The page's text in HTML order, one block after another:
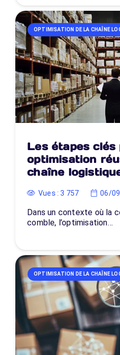
OPTIMISATION DE LA CHAÎNE
Les étapes clés
optimisation
chaîne
Vues :3 757 06/
Dans un contexte où la
comble, l’optimisation…
OPTIMISATION DE LA CHAÎNE